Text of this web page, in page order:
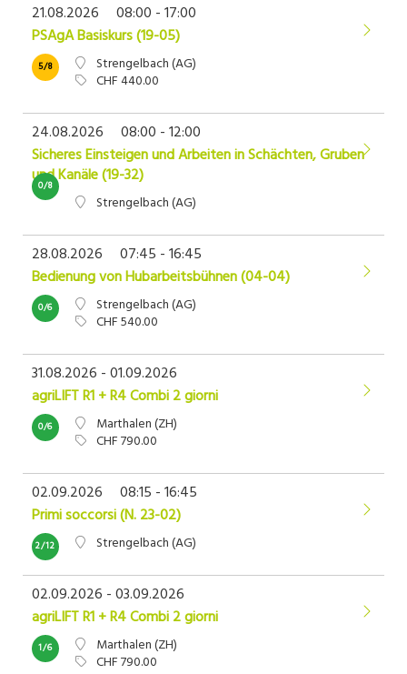
21.08.2026
08:00 - 17:00
PSAgA Basiskurs (19-05)
Strengelbach (AG)
CHF 440.00
5/8
24.08.2026
08:00 - 12:00
Sicheres Einsteigen und Arbeiten in Schächten, Gruben
und Kanäle (19-32)
Strengelbach (AG)
0/8
28.08.2026
07:45 - 16:45
Bedienung von Hubarbeitsbühnen (04-04)
Strengelbach (AG)
CHF 540.00
0/6
31.08.2026 - 01.09.2026
agriLIFT R1 + R4 Combi 2 giorni
Marthalen (ZH)
CHF 790.00
0/6
02.09.2026
08:15 - 16:45
Primi soccorsi (N. 23-02)
Strengelbach (AG)
2/12
02.09.2026 - 03.09.2026
agriLIFT R1 + R4 Combi 2 giorni
Marthalen (ZH)
CHF 790.00
1/6